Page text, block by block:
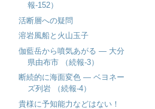
報-152）
活断層への疑問
溶岩風船と火山玉子
伽藍岳から噴気あがる ― 大分
県由布市 （続報-3）
断続的に海面変色 ― ベヨネー
ズ列岩 （続報-4）
貴様に予知能力などはない！